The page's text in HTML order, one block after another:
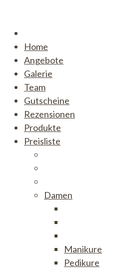
content
Home
Angebote
Galerie
Team
Gutscheine
Rezensionen
Produkte
Preisliste
Damen
Manikure
Pedikure